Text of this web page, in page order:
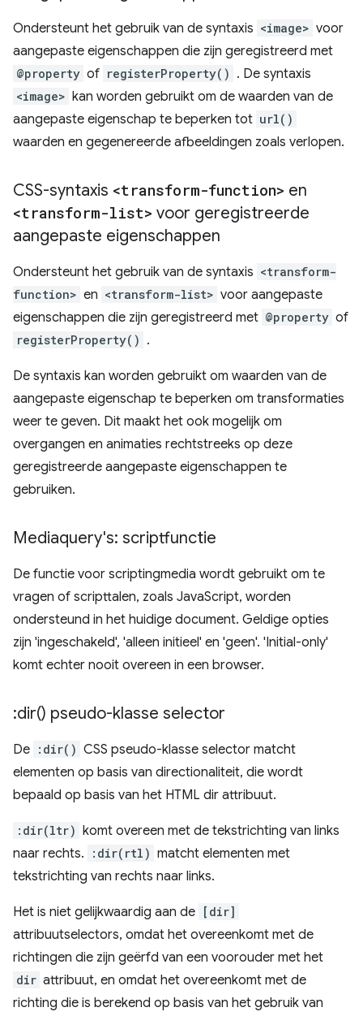
Ondersteunt het gebruik van de syntaxis <image> voor
aangepaste eigenschappen die zijn geregistreerd met
@property of registerProperty() . De syntaxis
<image> kan worden gebruikt om de waarden van de
aangepaste eigenschap te beperken tot url()
waarden en gegenereerde afbeeldingen zoals verlopen.
CSS-syntaxis <transform-function> en
<transform-list> voor geregistreerde
aangepaste eigenschappen
Ondersteunt het gebruik van de syntaxis <transform-
function> en <transform-list> voor aangepaste
eigenschappen die zijn geregistreerd met @property of
registerProperty() .
De syntaxis kan worden gebruikt om waarden van de
aangepaste eigenschap te beperken om transformaties
weer te geven. Dit maakt het ook mogelijk om
overgangen en animaties rechtstreeks op deze
geregistreerde aangepaste eigenschappen te
gebruiken.
Mediaquery's: scriptfunctie
De functie voor scriptingmedia wordt gebruikt om te
vragen of scripttalen, zoals JavaScript, worden
ondersteund in het huidige document. Geldige opties
zijn 'ingeschakeld', 'alleen initieel' en 'geen'. 'Initial-only'
komt echter nooit overeen in een browser.
:dir() pseudo-klasse selector
De :dir() CSS pseudo-klasse selector matcht
elementen op basis van directionaliteit, die wordt
bepaald op basis van het HTML dir attribuut.
:dir(ltr) komt overeen met de tekstrichting van links
naar rechts.
:dir(rtl) matcht elementen met
tekstrichting van rechts naar links.
Het is niet gelijkwaardig aan de [dir]
attribuutselectors, omdat het overeenkomt met de
richtingen die zijn geërfd van een voorouder met het
dir attribuut, en omdat het overeenkomt met de
richting die is berekend op basis van het gebruik van